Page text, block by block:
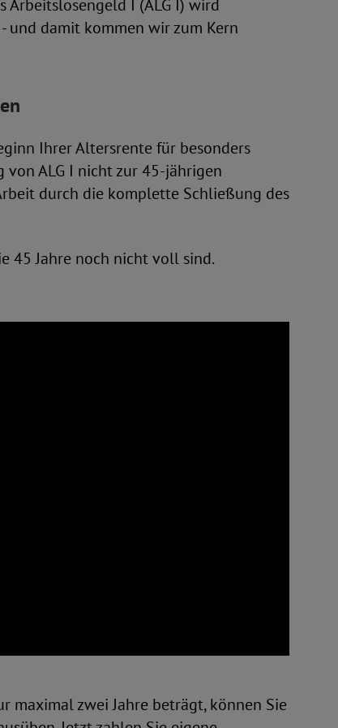
Arbeitslosengeld I (ALG I) wird
und damit kommen wir zum Kern
Ihrer Altersrente für besonders
ALG I nicht zur 45-jährigen
durch die komplette Schließung des
45 Jahre noch nicht voll sind.
maximal zwei Jahre beträgt, können Sie